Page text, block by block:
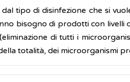
tipo di disinfezione che si
bisogno di prodotti con livelli
di tutti i
totalità, dei microorganismi